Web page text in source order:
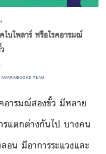
ไบโพลาร์ หรือโรคอารมณ์
AMARINBOOKS TEAM
อารมณ์สองขั้ว มีหลาย
แตกต่างกันไป บางคน
อน มีอาการระแวงและ